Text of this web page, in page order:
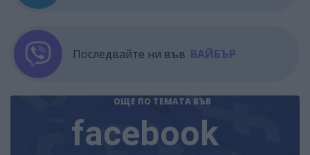
Последвайте ни във ВАЙБЪР
ОЩЕ ПО ТЕМАТА ВЪВ
facebook